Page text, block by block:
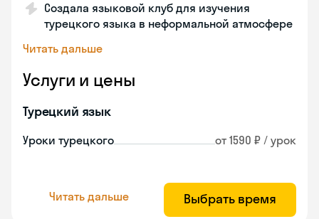
Создала языковой клуб для изучения
турецкого языка в неформальной атмосфере
Читать дальше
Услуги и цены
Турецкий язык
Уроки турецкого от 1590 ₽ / урок
Читать дальше Выбрать время